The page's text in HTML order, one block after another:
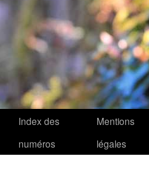
Index des
numéros
Mentions
légales